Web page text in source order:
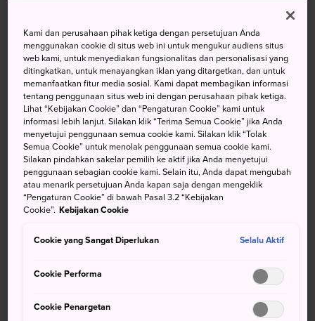
Sebuah Wihara dengan Sejarah
Esoteris
Kuramadera adalah kompleks wihara besar yang tersebar
di sisi Gn. Kurama, yang menghadap ke desa Kurama kuno
pada sisi utara Kyoto.
Menuju Lokasi
Kuramadera dapat diakses menggunakan kereta.
Naiklah Keihan Line menuju Stasiun Demachiyanagi.
Berpindahlah ke Eizan Dentetsu Line dan turunlah di
menit berjalan kaki menuju puncak bukit.
Kami dan perusahaan pihak ketiga dengan persetujuan Anda
menggunakan cookie di situs web ini untuk mengukur audiens situs
web kami, untuk menyediakan fungsionalitas dan personalisasi yang
ditingkatkan, untuk menayangkan iklan yang ditargetkan, dan untuk
memanfaatkan fitur media sosial. Kami dapat membagikan informasi
tentang penggunaan situs web ini dengan perusahaan pihak ketiga.
Lihat “Kebijakan Cookie” dan “Pengaturan Cookie” kami untuk
informasi lebih lanjut. Silakan klik “Terima Semua Cookie” jika Anda
menyetujui penggunaan semua cookie kami. Silakan klik “Tolak
Semua Cookie” untuk menolak penggunaan semua cookie kami.
Silakan pindahkan sakelar pemilih ke aktif jika Anda menyetujui
penggunaan sebagian cookie kami. Selain itu, Anda dapat mengubah
atau menarik persetujuan Anda kapan saja dengan mengeklik
“Pengaturan Cookie” di bawah Pasal 3.2 “Kebijakan
Cookie”. Kebijakan Cookie
Cookie yang Sangat Diperlukan Selalu Aktif
Cookie Performa
Cookie Penargetan